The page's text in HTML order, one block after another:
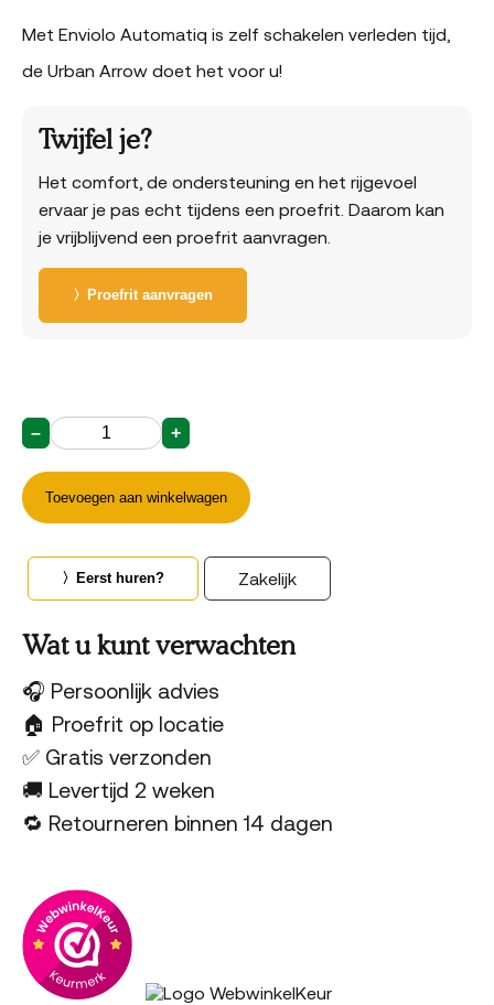
Met Enviolo Automatiq is zelf schakelen verleden tijd,
de Urban Arrow doet het voor u!
Twijfel je?
Het comfort, de ondersteuning en het rijgevoel
ervaar je pas echt tijdens een proefrit. Daarom kan
je vrijblijvend een proefrit aanvragen.
〉Proefrit aanvragen
Automatiq
– +
Toevoegen aan winkelwagen
〉Eerst huren? Zakelijk
Wat u kunt verwachten
🎧 Persoonlijk advies
🏠 Proefrit op locatie
✅ Gratis verzonden
🚚 Levertijd 2 weken
🔁 Retourneren binnen 14 dagen